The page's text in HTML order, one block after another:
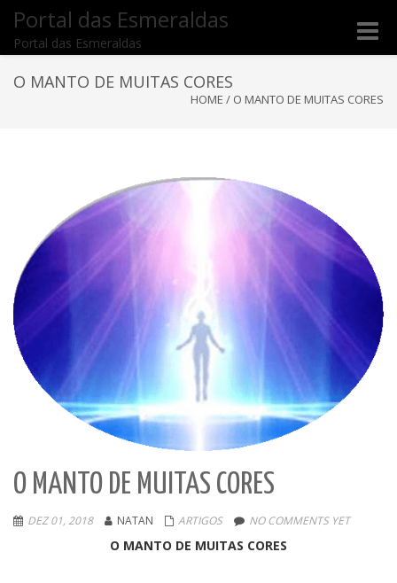
Portal das Esmeraldas
Portal das Esmeraldas
Toggle
O MANTO DE MUITAS CORES
HOME / O MANTO DE MUITAS CORES
O MANTO DE MUITAS CORES
DEZ 01, 2018 NATAN ARTIGOS NO COMMENTS YET
O MANTO DE MUITAS CORES